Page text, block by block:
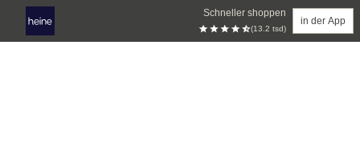
Schneller shoppen
(13.2 tsd)
in der App